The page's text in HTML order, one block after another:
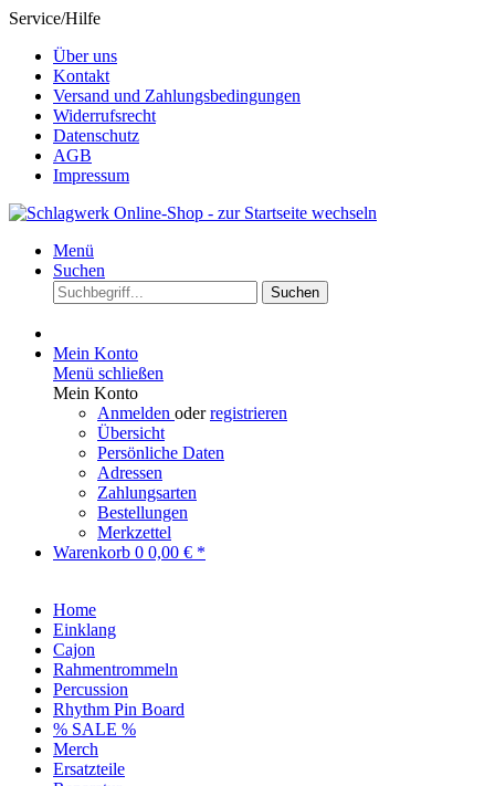
Service/Hilfe
Über uns
Kontakt
Versand und Zahlungsbedingungen
Widerrufsrecht
Datenschutz
AGB
Impressum
Menü
Suchen
Suchen
Mein Konto
Menü schließen
Mein Konto
Anmelden oderregistrieren
Übersicht
Persönliche Daten
Adressen
Zahlungsarten
Bestellungen
Merkzettel
Warenkorb 0 0,00 € *
Home
Einklang
Cajon
Rahmentrommeln
Percussion
Rhythm Pin Board
% SALE %
Merch
Ersatzteile